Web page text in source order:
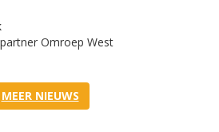
Omroep West
MEER NIEUWS